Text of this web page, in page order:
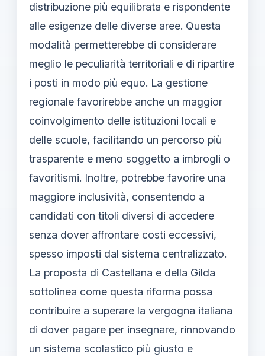
distribuzione più equilibrata e rispondente
alle esigenze delle diverse aree. Questa
modalità permetterebbe di considerare
meglio le peculiarità territoriali e di ripartire
i posti in modo più equo. La gestione
regionale favorirebbe anche un maggior
coinvolgimento delle istituzioni locali e
delle scuole, facilitando un percorso più
trasparente e meno soggetto a imbrogli o
favoritismi. Inoltre, potrebbe favorire una
maggiore inclusività, consentendo a
candidati con titoli diversi di accedere
senza dover affrontare costi eccessivi,
spesso imposti dal sistema centralizzato.
La proposta di Castellana e della Gilda
sottolinea come questa riforma possa
contribuire a superare la vergogna italiana
di dover pagare per insegnare, rinnovando
un sistema scolastico più giusto e